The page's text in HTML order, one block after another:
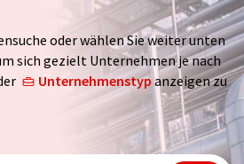
oder wählen Sie weiter unten
sich gezielt Unternehmen je nach
Unternehmenstypanzeigen zu